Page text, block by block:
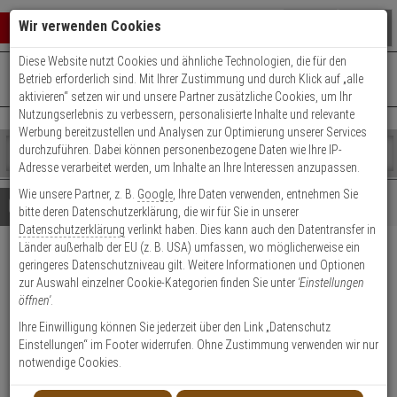
Warenkorb schließen
0 ARTIKEL IM WARENKORB
Ihr Warenkorb ist momentan leer.
Ergebnisse ()
Fertig
Shop
durchsuchen
Bitte
geben
Sie
mindestens
Zeichen
ein,
um
Suche
Es
wurde
noch
Kategorien
Suche
gestartet
+49 (0)821 899 493-0Mo. - Do.: 8:00 - 16:30 | Fr.: 8:00 - 14:00 Uhr
Kontaktservice nutzen
Details Beratung
HIKVision DS-2CD2143G2-
IS(2.8mm) IP-Kamera 4MP T/N
Produktmerkmale
Wir verwenden Cookies
Diese Website nutzt Cookies und ähnliche Technologien, die für den
Betrieb erforderlich sind. Mit Ihrer Zustimmung und durch Klick auf „alle
aktivieren“ setzen wir und unsere Partner zusätzliche Cookies, um Ihr
Nutzungserlebnis zu verbessern, personalisierte Inhalte und relevante
Werbung bereitzustellen und Analysen zur Optimierung unserer Services
durchzuführen. Dabei können personenbezogene Daten wie Ihre IP-
Adresse verarbeitet werden, um Inhalte an Ihre Interessen anzupassen.
Wie unsere Partner, z. B. Google , Ihre Daten verwenden, entnehmen Sie
bitte deren Datenschutzerklärung, die wir für Sie in unserer
Datenschutzerklärung verlinkt haben. Dies kann auch den Datentransfer in
Länder außerhalb der EU (z. B. USA) umfassen, wo möglicherweise ein
geringeres Datenschutzniveau gilt. Weitere Informationen und Optionen
zur Auswahl einzelner Cookie-Kategorien finden Sie unter 'Einstellungen
öffnen'.
Ihre Einwilligung können Sie jederzeit über den Link „Datenschutz
Einstellungen“ im Footer widerrufen. Ohne Zustimmung verwenden wir nur
notwendige Cookies.